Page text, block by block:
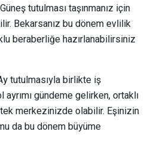
tutulması taşınmanız için
Bekarsanız bu dönem evlilik
beraberliğe hazırlanabilirsiniz
tutulmasıyla birlikte iş
ayrımı gündeme gelirken, ortaklı
merkezinizde olabilir. Eşinizin
da bu dönem büyüme